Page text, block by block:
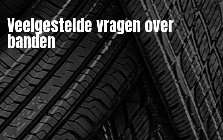
Veelgestelde vragen over
banden